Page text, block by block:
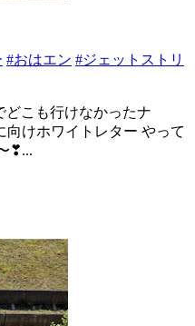
#おはエン #ジェットストリ
どこも行けなかったナ
向けホワイトレター やって
❣...